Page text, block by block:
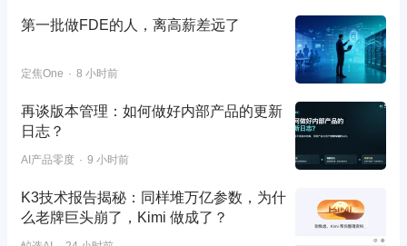
第一批做FDE的人，离高薪差远了
定焦One 8 小时前
再谈版本管理：如何做好内部产品的更新
日志？
AI产品零度 9 小时前
K3技术报告揭秘：同样堆万亿参数，为什
么老牌巨头崩了，Kimi 做成了？